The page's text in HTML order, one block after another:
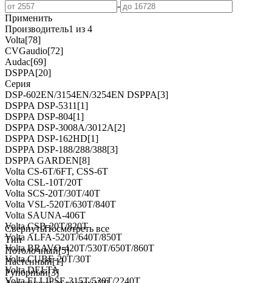
-
Применить
Производитель1 из 4
Volta[78]
CVGaudio[72]
Audac[69]
DSPPA[20]
Серия
DSP-602EN/3154EN/3254EN DSPPA[3]
DSPPA DSP-5311 [1]
DSPPA DSP-804[1]
DSPPA DSP-3008A/3012A[2]
DSPPA DSP-162HD[1]
DSPPA DSP-188/288/388[3]
DSPPA GARDEN[8]
Volta CS-6T/6FT, CSS-6T
Volta CSL-10T/20T
Volta SCS-20T/30T/40T
Volta VSL-520T/630T/840T
Volta SAUNA-406T
Volta CSB-20T/820T
Volta ALFA-520T/640T/850T
Volta BRAVO-420T/530T/650T/860T
Volta CUBE-20T/30T
Volta DELTA
Volta ELLIPSE-315T/530T/2240T
СвернутьПосмотреть все
Тип
Потолочный[5]
Настенный[1]
Рупорный[3]